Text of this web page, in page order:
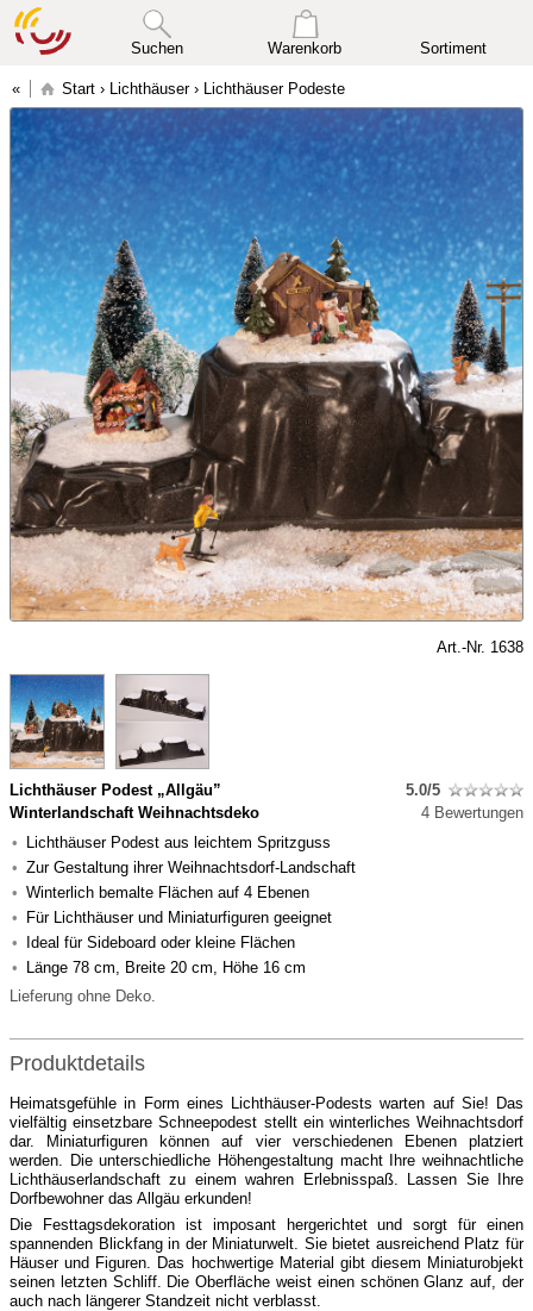
Suchen Warenkorb Sortiment
Start › Lichthäuser› Lichthäuser Podeste
Art.-Nr. 1638
Lichthäuser Podest „Allgäu”
Winterlandschaft Weihnachtsdeko
Lichthäuser Podest aus leichtem Spritzguss
Zur Gestaltung ihrer Weihnachtsdorf-Landschaft
Winterlich bemalte Flächen auf 4 Ebenen
Für Lichthäuser und Miniaturfiguren geeignet
Ideal für Sideboard oder kleine Flächen
Länge 78 cm, Breite 20 cm, Höhe 16 cm
Lieferung ohne Deko.
5.0/5
4 Bewertungen
Produktdetails
Heimatsgefühle in Form eines Lichthäuser-Podests warten auf Sie! Das
vielfältig einsetzbare Schneepodest stellt ein winterliches Weihnachtsdorf
dar. Miniaturfiguren können auf vier verschiedenen Ebenen platziert
werden. Die unterschiedliche Höhengestaltung macht Ihre weihnachtliche
Lichthäuserlandschaft zu einem wahren Erlebnisspaß. Lassen Sie Ihre
Dorfbewohner das Allgäu erkunden!
Die Festtagsdekoration ist imposant hergerichtet und sorgt für einen
spannenden Blickfang in der Miniaturwelt. Sie bietet ausreichend Platz für
Häuser und Figuren. Das hochwertige Material gibt diesem Miniaturobjekt
seinen letzten Schliff. Die Oberfläche weist einen schönen Glanz auf, der
auch nach längerer Standzeit nicht verblasst.